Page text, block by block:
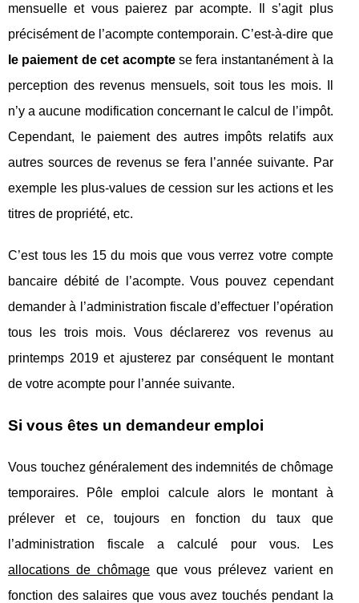
mensuelle et vous paierez par acompte. Il s’agit plus
précisément de l’acompte contemporain. C’est-à-dire que
le paiement de cet acomptese fera instantanément à la
perception des revenus mensuels, soit tous les mois. Il
n’y a aucune modification concernant le calcul de l’impôt.
Cependant, le paiement des autres impôts relatifs aux
autres sources de revenus se fera l’année suivante. Par
exemple les plus-values de cession sur les actions et les
titres de propriété, etc.
C’est tous les 15 du mois que vous verrez votre compte
bancaire débité de l’acompte. Vous pouvez cependant
demander à l’administration fiscale d’effectuer l’opération
tous les trois mois. Vous déclarerez vos revenus au
printemps 2019 et ajusterez par conséquent le montant
de votre acompte pour l’année suivante.
Si vous êtes un demandeur emploi
Vous touchez généralement des indemnités de chômage
temporaires. Pôle emploi calcule alors le montant à
prélever et ce, toujours en fonction du taux que
l’administration fiscale a calculé pour vous. Les
allocations de chômage que vous prélevez varient en
fonction des salaires que vous avez touchés pendant la